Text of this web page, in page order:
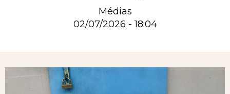
Médias
02/07/2026 - 18:04